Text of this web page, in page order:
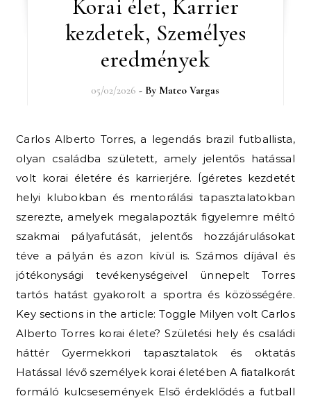
Korai élet, Karrier
kezdetek, Személyes
eredmények
05/02/2026 - By Mateo Vargas
Carlos Alberto Torres, a legendás brazil futballista,
olyan családba született, amely jelentős hatással
volt korai életére és karrierjére. Ígéretes kezdetét
helyi klubokban és mentorálási tapasztalatokban
szerezte, amelyek megalapozták figyelemre méltó
szakmai pályafutását, jelentős hozzájárulásokat
téve a pályán és azon kívül is. Számos díjával és
jótékonysági tevékenységeivel ünnepelt Torres
tartós hatást gyakorolt a sportra és közösségére.
Key sections in the article: Toggle Milyen volt Carlos
Alberto Torres korai élete? Születési hely és családi
háttér Gyermekkori tapasztalatok és oktatás
Hatással lévő személyek korai életében A fiatalkorát
formáló kulcsesemények Első érdeklődés a futball